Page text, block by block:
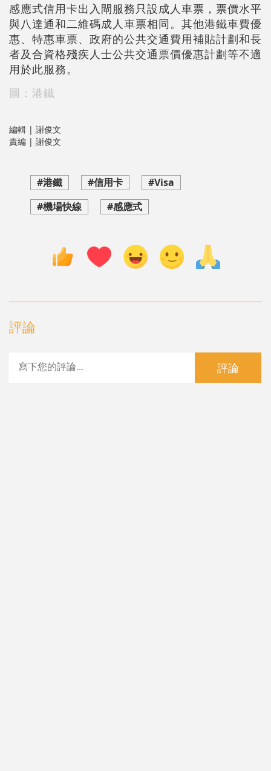
感應式信用卡出入閘服務只設成人車票，票價水平
與八達通和二維碼成人車票相同。其他港鐵車費優
惠、特惠車票、政府的公共交通費用補貼計劃和長
者及合資格殘疾人士公共交通票價優惠計劃等不適
用於此服務。
圖：港鐵
編輯 | 謝俊文
責編 | 謝俊文
#港鐵 #信用卡
#Visa
#機場快線
#感應式
評論
評論